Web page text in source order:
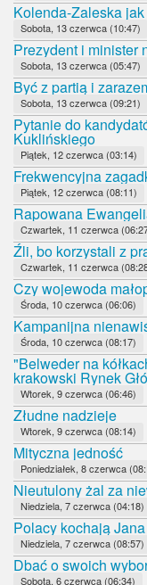
Kolenda-Zaleska
Sobota, 13 czerwca (10:47)
Prezydent i minister
Sobota, 13 czerwca (05:47)
Być z partią i
Sobota, 13 czerwca (09:21)
Pytanie do
Kuklińskiego
Piątek, 12 czerwca (03:14)
Frekwencyjna
Piątek, 12 czerwca (08:11)
Rapowana
Czwartek, 11 czerwca
Źli, bo korzystali z
Czwartek, 11 czerwca
Czy wojewoda
Środa, 10 czerwca (06:06)
Kampanijna
Środa, 10 czerwca (08:17)
"Belweder na
krakowski Rynek
Wtorek, 9 czerwca (06:46)
Złudne nadzieje
Wtorek, 9 czerwca (08:14)
Mityczna jedność
Poniedziałek, 8 czerwca
Nieutulony żal za
Niedziela, 7 czerwca (04:18)
Polacy kochają Jana
Niedziela, 7 czerwca (08:57)
Dbać o swoich
Sobota, 6 czerwca (06:34)